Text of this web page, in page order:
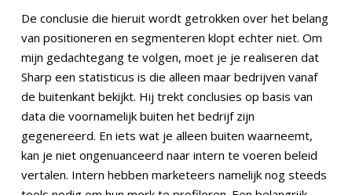
De conclusie die hieruit wordt getrokken over het belang
van positioneren en segmenteren klopt echter niet. Om
mijn gedachtegang te volgen, moet je je realiseren dat
Sharp een statisticus is die alleen maar bedrijven vanaf
de buitenkant bekijkt. Hij trekt conclusies op basis van
data die voornamelijk buiten het bedrijf zijn
gegenereerd. En iets wat je alleen buiten waarneemt,
kan je niet ongenuanceerd naar intern te voeren beleid
vertalen. Intern hebben marketeers namelijk nog steeds